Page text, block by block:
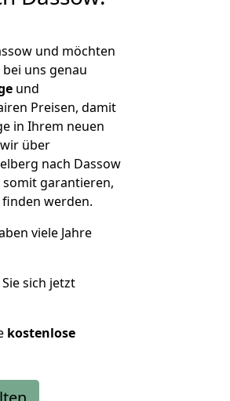
und möchten
uns genau
und
Preisen, damit
in Ihrem neuen
über
nach Dassow
garantieren,
werden.
viele Jahre
sich jetzt
kostenlose